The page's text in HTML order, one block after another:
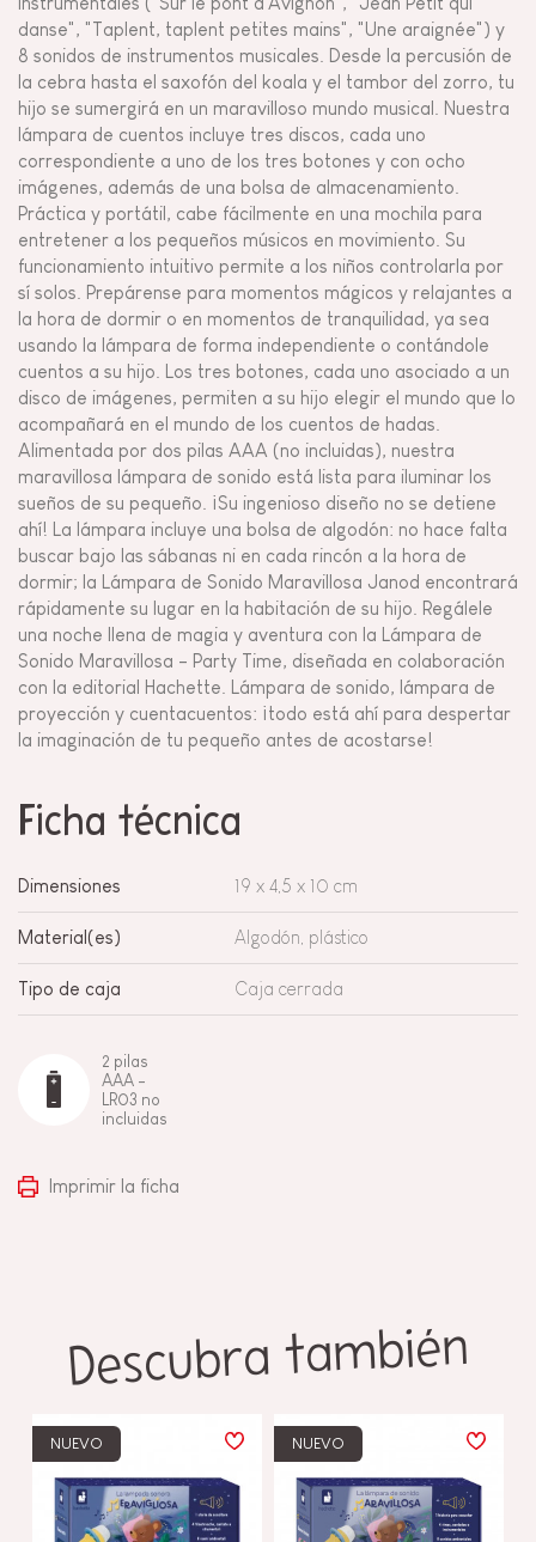
danse", "Taplent, taplent petites mains", "Une araignée") y
8 sonidos de instrumentos musicales. Desde la percusión de
la cebra hasta el saxofón del koala y el tambor del zorro, tu
hijo se sumergirá en un maravilloso mundo musical. Nuestra
lámpara de cuentos incluye tres discos, cada uno
correspondiente a uno de los tres botones y con ocho
imágenes, además de una bolsa de almacenamiento.
Práctica y portátil, cabe fácilmente en una mochila para
entretener a los pequeños músicos en movimiento. Su
funcionamiento intuitivo permite a los niños controlarla por
sí solos. Prepárense para momentos mágicos y relajantes a
la hora de dormir o en momentos de tranquilidad, ya sea
usando la lámpara de forma independiente o contándole
cuentos a su hijo. Los tres botones, cada uno asociado a un
disco de imágenes, permiten a su hijo elegir el mundo que lo
acompañará en el mundo de los cuentos de hadas.
Alimentada por dos pilas AAA (no incluidas), nuestra
maravillosa lámpara de sonido está lista para iluminar los
sueños de su pequeño. ¡Su ingenioso diseño no se detiene
ahí! La lámpara incluye una bolsa de algodón: no hace falta
buscar bajo las sábanas ni en cada rincón a la hora de
dormir; la Lámpara de Sonido Maravillosa Janod encontrará
rápidamente su lugar en la habitación de su hijo. Regálele
una noche llena de magia y aventura con la Lámpara de
Sonido Maravillosa - Party Time, diseñada en colaboración
con la editorial Hachette. Lámpara de sonido, lámpara de
proyección y cuentacuentos: ¡todo está ahí para despertar
la imaginación de tu pequeño antes de acostarse!
Ficha técnica
Dimensiones 19 x 4,5 x 10 cm
Material(es) Algodón, plástico
Tipo de caja Caja cerrada
2 pilas
AAA -
LR03 no
incluidas
Imprimir la ficha
Descubra también
NUEVO NUEVO